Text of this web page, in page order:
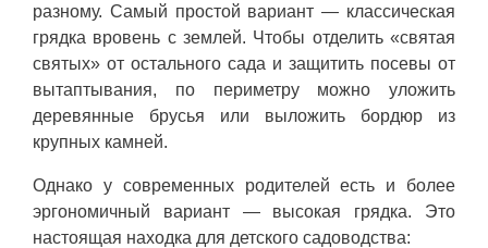
разному. Самый простой вариант — классическая
грядка вровень с землей. Чтобы отделить «святая
святых» от остального сада и защитить посевы от
вытаптывания, по периметру можно уложить
деревянные брусья или выложить бордюр из
крупных камней.
Однако у современных родителей есть и более
эргономичный вариант — высокая грядка. Это
настоящая находка для детского садоводства: